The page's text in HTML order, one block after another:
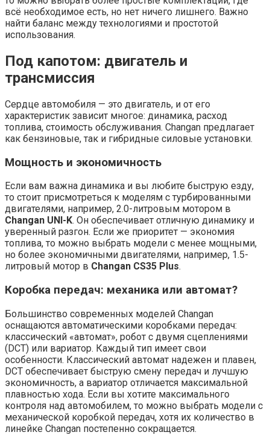
всё необходимое есть, но нет ничего лишнего. Важно
найти баланс между технологиями и простотой
использования.
Под капотом: двигатель и
трансмиссия
Сердце автомобиля — это двигатель, и от его
характеристик зависит многое: динамика, расход
топлива, стоимость обслуживания. Changan предлагает
как бензиновые, так и гибридные силовые установки.
Мощность и экономичность
Если вам важна динамика и вы любите быструю езду,
то стоит присмотреться к моделям с турбированными
двигателями, например, 2.0-литровым мотором в
Changan UNI-K. Он обеспечивает отличную динамику и
уверенный разгон. Если же приоритет — экономия
топлива, то можно выбрать модели с менее мощными,
но более экономичными двигателями, например, 1.5-
литровый мотор в Changan CS35 Plus.
Коробка передач: механика или автомат?
Большинство современных моделей Changan
оснащаются автоматическими коробками передач:
классический «автомат», робот с двумя сцеплениями
(DCT) или вариатор. Каждый тип имеет свои
особенности. Классический автомат надежен и плавен,
DCT обеспечивает быструю смену передач и лучшую
экономичность, а вариатор отличается максимальной
плавностью хода. Если вы хотите максимального
контроля над автомобилем, то можно выбрать модели с
механической коробкой передач, хотя их количество в
линейке Changan постепенно сокращается.